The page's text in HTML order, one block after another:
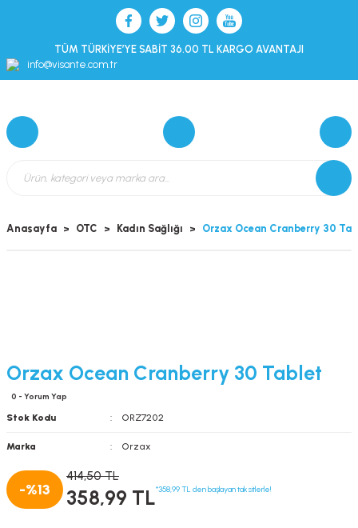
TÜM TÜRKİYE’YE SABİT 36.00 TL KARGO AVANTAJI
info@visante.com.tr
Anasayfa OTC Kadın Sağlığı Orzax Ocean Cranberry 30
Orzax Ocean Cranberry 30 Tablet
0 - Yorum Yap
Stok Kodu ORZ7202
Marka Orzax
-%13
414,50 TL
358,99 TL*358,99 TL den başlayan taksitlerle!